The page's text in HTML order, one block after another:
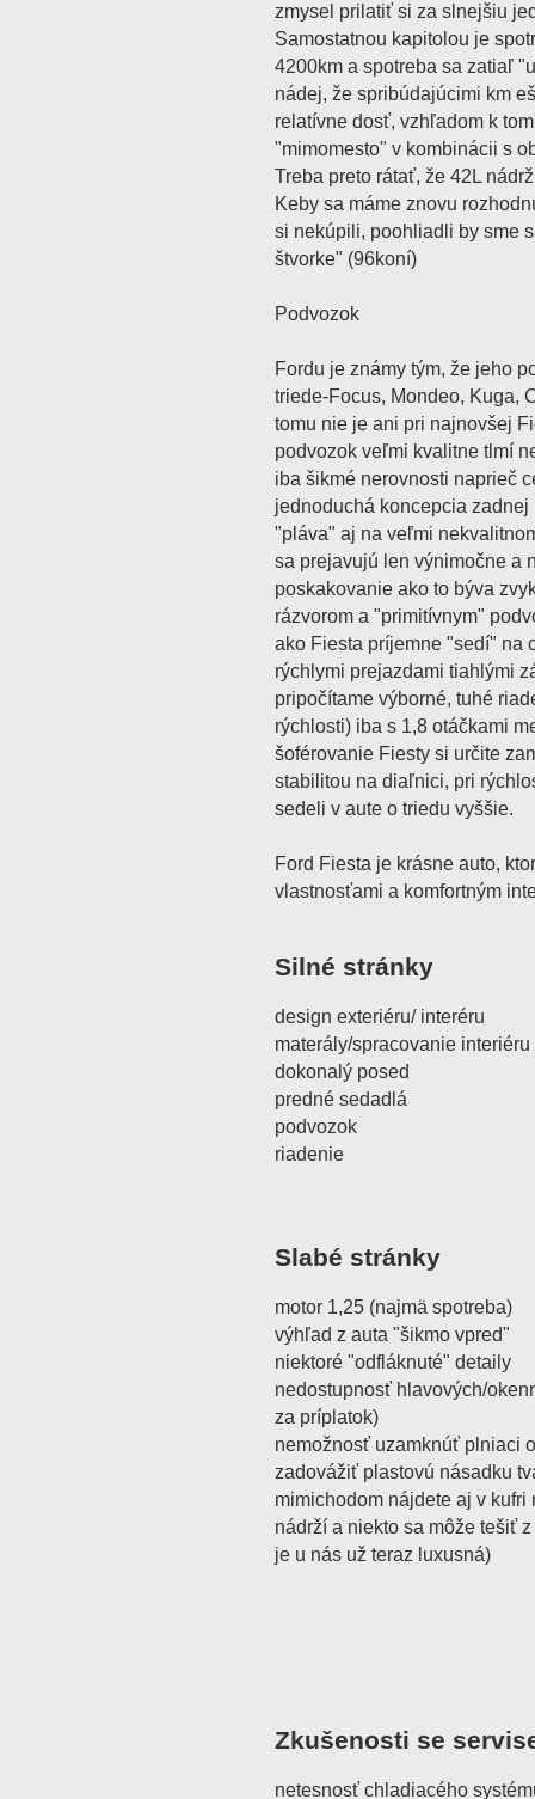
zmysel prilatiť si za slnejšiu
Samostatnou kapitolou je
4200km a spotreba sa zatiaľ
nádej, že spribúdajúcimi km
relatívne dosť, vzhľadom k
"mimomesto" v kombinácii s
Treba preto rátať, že 42L
Keby sa máme znovu
si nekúpili, poohliadli by sme
štvorke" (96koní)
Podvozok
Fordu je známy tým, že jeho
triede-Focus, Mondeo, Kuga,
tomu nie je ani pri najnovšej
podvozok veľmi kvalitne tlmí
iba šikmé nerovnosti naprieč
jednoduchá koncepcia
"pláva" aj na veľmi
sa prejavujú len výnimočne a
poskakovanie ako to býva
rázvorom a "primitívnym"
ako Fiesta príjemne "sedí" na
rýchlymi prejazdami tiahlými
pripočítame výborné, tuhé
rýchlosti) iba s 1,8 otáčkami
šoférovanie Fiesty si určite
stabilitou na diaľnici, pri
sedeli v aute o triedu vyššie.
Ford Fiesta je krásne auto,
vlastnosťami a komfortným
Silné stránky
design exteriéru/ interéru
materály/spracovanie interiéru
dokonalý posed
predné sedadlá
podvozok
riadenie
Slabé stránky
motor 1,25 (najmä spotreba)
výhľad z auta "šikmo vpred"
niektoré "odfláknuté" detaily
nedostupnosť hlavových/
za príplatok)
nemožnosť uzamknúť plniaci
zadovážiť plastovú násadku
mimichodom nájdete aj v
nádrží a niekto sa môže tešiť
je u nás už teraz luxusná)
Zkušenosti se
netesnosť chladiacého